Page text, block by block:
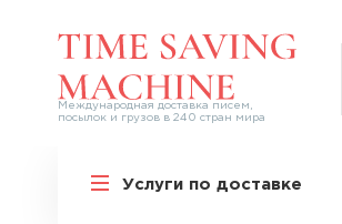
Международная доставка писем,
посылок и грузов в 240 стран мира
Услуги по доставке
Международная